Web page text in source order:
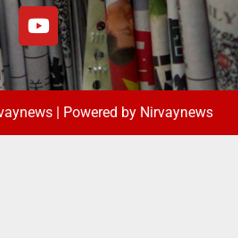
| Powered by Nirvaynews